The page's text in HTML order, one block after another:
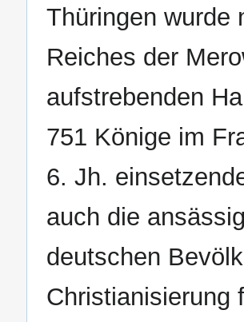
Thüringen wurde
Reiches der
aufstrebenden
751 Könige im
6. Jh.
auch die
deutschen
Christianisierung